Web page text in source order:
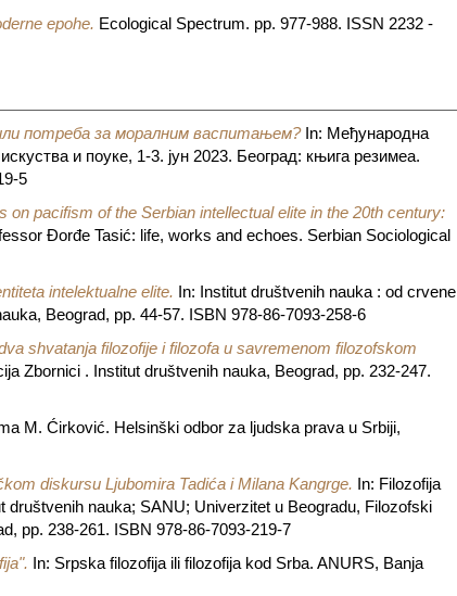
epohe. Ecological Spectrum. pp. 977-988. ISSN 2232 -
потреба за моралним васпитањем?In: Међународна
и поуке, 1-3. јун 2023. Београд: књига резимеа.
5
on pacifism of the Serbian intellectual elite in the 20th century:
Đorđe Tasić: life, works and echoes. Serbian Sociological
intelektualne elite. In: Institut društvenih nauka : od crvene
Beograd, pp. 44-57. ISBN 978-86-7093-258-6
shvatanja filozofije i filozofa u savremenom filozofskom
Zbornici . Institut društvenih nauka, Beograd, pp. 232-247.
M. Ćirković. Helsinški odbor za ljudska prava u Srbiji,
diskursu Ljubomira Tadića i Milana Kangrge. In: Filozofija
društvenih nauka; SANU; Univerzitet u Beogradu, Filozofski
pp. 238-261. ISBN 978-86-7093-219-7
In: Srpska filozofija ili filozofija kod Srba. ANURS, Banja